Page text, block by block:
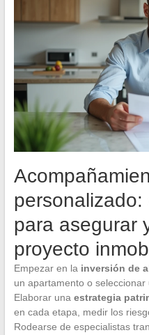
para asegurar
proyecto
Empezar en la inversión de
un apartamento o seleccionar
Elaborar una estrategia
en cada etapa, medir los
Rodearse de especialistas